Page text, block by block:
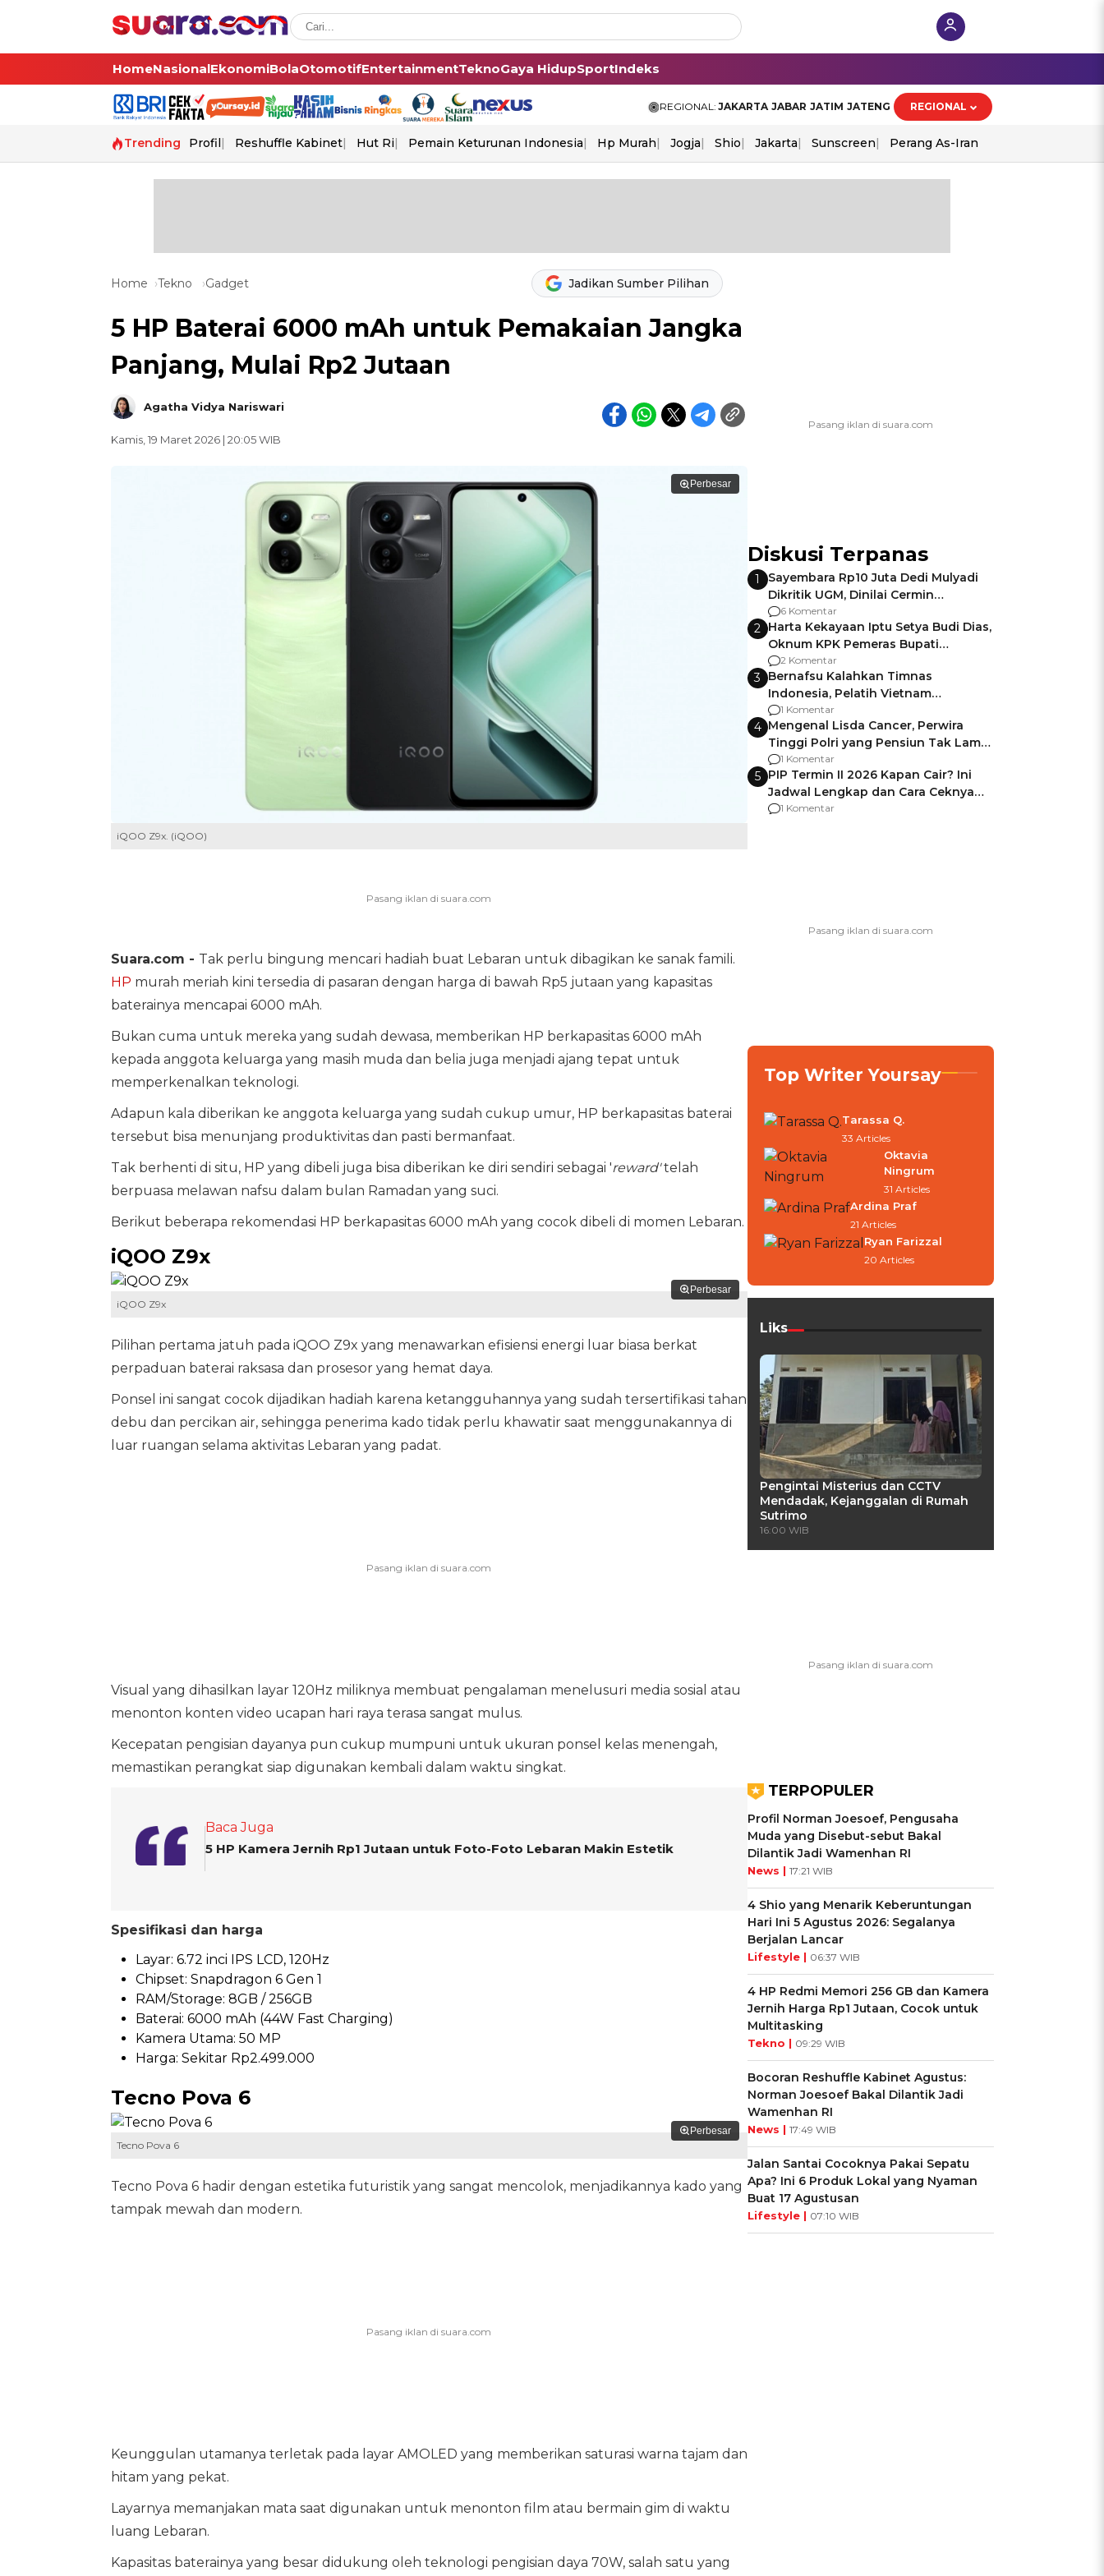
HomeNasionalEkonomiBolaOtomotifEntertainmentTeknoGaya HidupSportIndeks
REGIONAL: JAKARTA JABAR JATIM JATENG REGIONAL
Trending Profil Reshuffle Kabinet Hut Ri Pemain Keturunan Indonesia Hp Murah Jogja Shio Jakarta Sunscreen Perang As-Iran
Home Tekno Gadget Jadikan Sumber Pilihan
5 HP Baterai 6000 mAh untuk Pemakaian Jangka
Panjang, Mulai Rp2 Jutaan
Agatha Vidya Nariswari
Kamis, 19 Maret 2026 | 20:05 WIB
Perbesar
iQOO Z9x. (iQOO)
Suara.com - Tak perlu bingung mencari hadiah buat Lebaran untuk dibagikan ke sanak famili.
HP murah meriah kini tersedia di pasaran dengan harga di bawah Rp5 jutaan yang kapasitas
baterainya mencapai 6000 mAh.
Bukan cuma untuk mereka yang sudah dewasa, memberikan HP berkapasitas 6000 mAh
kepada anggota keluarga yang masih muda dan belia juga menjadi ajang tepat untuk
memperkenalkan teknologi.
Adapun kala diberikan ke anggota keluarga yang sudah cukup umur, HP berkapasitas baterai
tersebut bisa menunjang produktivitas dan pasti bermanfaat.
Tak berhenti di situ, HP yang dibeli juga bisa diberikan ke diri sendiri sebagai 'reward'telah
berpuasa melawan nafsu dalam bulan Ramadan yang suci.
Berikut beberapa rekomendasi HP berkapasitas 6000 mAh yang cocok dibeli di momen Lebaran.
iQOO Z9x
Perbesar
iQOO Z9x
Pilihan pertama jatuh pada iQOO Z9x yang menawarkan efisiensi energi luar biasa berkat
perpaduan baterai raksasa dan prosesor yang hemat daya.
Ponsel ini sangat cocok dijadikan hadiah karena ketangguhannya yang sudah tersertifikasi tahan
debu dan percikan air, sehingga penerima kado tidak perlu khawatir saat menggunakannya di
luar ruangan selama aktivitas Lebaran yang padat.
Visual yang dihasilkan layar 120Hz miliknya membuat pengalaman menelusuri media sosial atau
menonton konten video ucapan hari raya terasa sangat mulus.
Kecepatan pengisian dayanya pun cukup mumpuni untuk ukuran ponsel kelas menengah,
memastikan perangkat siap digunakan kembali dalam waktu singkat.
Baca Juga
5 HP Kamera Jernih Rp1 Jutaan untuk Foto-Foto Lebaran Makin Estetik
Spesifikasi dan harga
Layar: 6.72 inci IPS LCD, 120Hz
Chipset: Snapdragon 6 Gen 1
RAM/Storage: 8GB / 256GB
Baterai: 6000 mAh (44W Fast Charging)
Kamera Utama: 50 MP
Harga: Sekitar Rp2.499.000
Tecno Pova 6
Perbesar
Tecno Pova 6
Tecno Pova 6 hadir dengan estetika futuristik yang sangat mencolok, menjadikannya kado yang
tampak mewah dan modern.
Keunggulan utamanya terletak pada layar AMOLED yang memberikan saturasi warna tajam dan
hitam yang pekat.
Layarnya memanjakan mata saat digunakan untuk menonton film atau bermain gim di waktu
luang Lebaran.
Kapasitas baterainya yang besar didukung oleh teknologi pengisian daya 70W, salah satu yang
Diskusi Terpanas
1
Sayembara Rp10 Juta Dedi Mulyadi
Dikritik UGM, Dinilai Cermin
Gagalnya Negara Jamin Keamanan
6 Komentar
2 Harta Kekayaan Iptu Setya Budi Dias,
Oknum KPK Pemeras Bupati
Pemalang
2 Komentar
3 Bernafsu Kalahkan Timnas
Indonesia, Pelatih Vietnam
Berencana Pakai Jimat di Pakansari
1 Komentar
4 Mengenal Lisda Cancer, Perwira
Tinggi Polri yang Pensiun Tak Lama
Usai Jadi Brigjen
1 Komentar
5 PIP Termin II 2026 Kapan Cair? Ini
Jadwal Lengkap dan Cara Ceknya
agar Dana Tidak Hangus!
1 Komentar
Top Writer Yoursay
Tarassa Q.
33 Articles
Oktavia
Ningrum
31 Articles
Ardina Praf
21 Articles
Ryan Farizzal
20 Articles
Liks
Pengintai Misterius dan CCTV
Mendadak, Kejanggalan di Rumah
Sutrimo
16:00 WIB
TERPOPULER
Profil Norman Joesoef, Pengusaha
Muda yang Disebut-sebut Bakal
Dilantik Jadi Wamenhan RI
News | 17:21 WIB
4 Shio yang Menarik Keberuntungan
Hari Ini 5 Agustus 2026: Segalanya
Berjalan Lancar
Lifestyle | 06:37 WIB
4 HP Redmi Memori 256 GB dan Kamera
Jernih Harga Rp1 Jutaan, Cocok untuk
Multitasking
Tekno | 09:29 WIB
Bocoran Reshuffle Kabinet Agustus:
Norman Joesoef Bakal Dilantik Jadi
Wamenhan RI
News | 17:49 WIB
Jalan Santai Cocoknya Pakai Sepatu
Apa? Ini 6 Produk Lokal yang Nyaman
Buat 17 Agustusan
Lifestyle | 07:10 WIB